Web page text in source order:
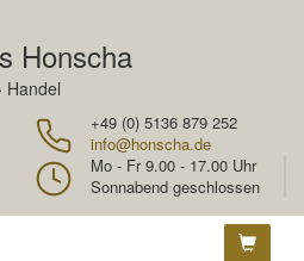
Honscha
Handel
+49 (0) 5136 879 252
info@honscha.de
Mo - Fr 9.00 - 17.00 Uhr
Sonnabend geschlossen